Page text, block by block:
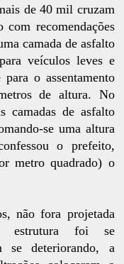
de 40 mil cruzam
recomendações
camada de asfalto
veículos leves e
o assentamento
de altura. No
camadas de asfalto
se uma altura
o prefeito,
metro quadrado) o
não fora projetada
estrutura foi se
se deteriorando, a